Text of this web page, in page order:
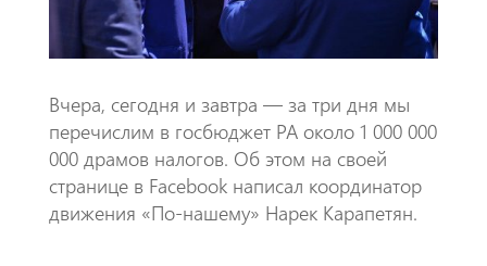
​​Вчера, сегодня и завтра — за три дня мы
перечислим в госбюджет РА около 1 000 000
000 драмов налогов. Об этом на своей
странице в Facebook написал координатор
движения «По-нашему» Нарек Карапетян.